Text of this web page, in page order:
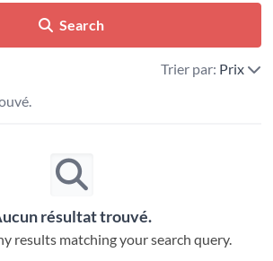
Search
Trier par: Prix
résultat trouvé.
results matching your search query.